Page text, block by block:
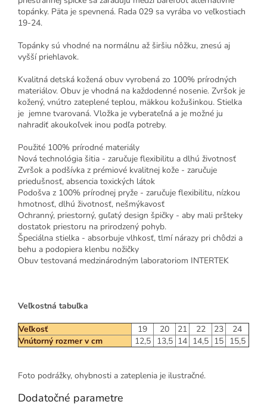
topánky. Päta je spevnená. Rada 029 sa vyrába vo veľkostiach
19-24.
Topánky sú vhodné na normálnu až širšiu nôžku, znesú aj
vyšší priehlavok.
Kvalitná detská kožená obuv vyrobená zo 100% prírodných
materiálov. Obuv je vhodná na každodenné nosenie. Zvršok je
kožený, vnútro zateplené teplou, mäkkou kožušinkou. Stielka
je jemne tvarovaná. Vložka je vyberateľná a je možné ju
nahradiť akoukoľvek inou podľa potreby.
Použité 100% prírodné materiály
Nová technológia šitia - zaručuje flexibilitu a dlhú životnosť
Zvršok a podšívka z prémiové kvalitnej kože - zaručuje
priedušnosť, absencia toxických látok
Podošva z 100% prírodnej pryže - zaručuje flexibilitu, nízkou
hmotnosť, dlhú životnosť, nešmýkavosť
Ochranný, priestorný, guľatý design špičky - aby mali pršteky
dostatok priestoru na prirodzený pohyb.
Špeciálna stielka - absorbuje vlhkosť, tlmí nárazy pri chôdzi a
behu a podopiera klenbu nožičky
Obuv testovaná medzinárodným laboratoriom INTERTEK
Veľkostná tabuľka
Veľkosť 19 20 21 22 23
24
Vnútorný rozmer v cm
12,5 13,5 14 14,5 15 15,5
Foto podrážky, ohybnosti a zateplenia je ilustračné.
Dodatočné parametre